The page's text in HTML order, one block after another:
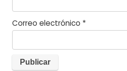
Correo electrónico *